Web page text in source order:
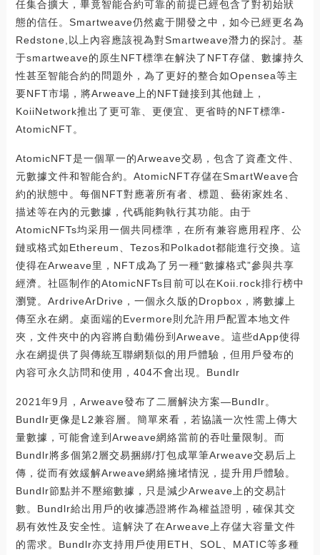
任集合擴大，畢竟智能合約可靠的前提已經包含了對初始狀
態的信任。Smartweave仍然處于開發之中，如今已經更名為
Redstone,以上內容應該視為對Smartweave潛力的探討。基
于smartweave的原生NFT標準在解決了NFT存儲、數據持久
性甚至智能合約的問題外，為了更好的整合如Opensea等主
要NFT市場，將Arweave上的NFT鏈接到其他鏈上，
KoiiNetwork推出了更可靠、更便宜、更省時的NFT標準-
AtomicNFT。
AtomicNFT是一個單一的Arweave交易，包含了資產文件、
元數據文件和智能合約。AtomicNFT存儲在SmartWeave合
約的狀態中。每個NFT對應著所有者、標題、藝術家姓名、
描述等在內的元數據，代碼能夠執行其功能。由于
AtomicNFTs均采用一個共同標準，在所有兼容應用程序、公
鏈或格式如Ethereum、Tezos和Polkadot都能進行交換。這
使得在Arweave里，NFT成為了另一種“數據格式”參與共享
經濟。社區制作的AtomicNFTs目前可以在Koii.rock排行榜中
瀏覽。ArdriveArDrive，一個永久版的Dropbox，將數據上
傳至永在網。桌面端的Evermore則允許用戶配置本地文件
夾，文件夾中的內容將自動備份到Arweave。這些dApp使得
永在網提供了與傳統互聯網類似的用戶體驗，但用戶發布的
內容可永久訪問和使用，404不會出現。Bundlr
2021年9月，Arweave發布了二層解決方案—Bundlr。
Bundlr更像是L2兼容層。簡單來看，若協議一次性需上傳大
量數據，可能會達到Arweave網絡當前的吞吐量限制。而
Bundlr將多個第2層交易捆綁/打包成單筆Arweave交易后上
傳，從而有效緩解Arweave網絡擁堵情況，提升用戶體驗。
Bundlr節點并不壓縮數據，只是減少Arweave上的交易計
數。Bundlr給出用戶的收據憑證將作為權益證明，確保其交
易有效性及安全性。這解決了在Arweave上存儲大容量文件
的需求。Bundlr亦支持用戶使用ETH、SOL、MATIC等多種